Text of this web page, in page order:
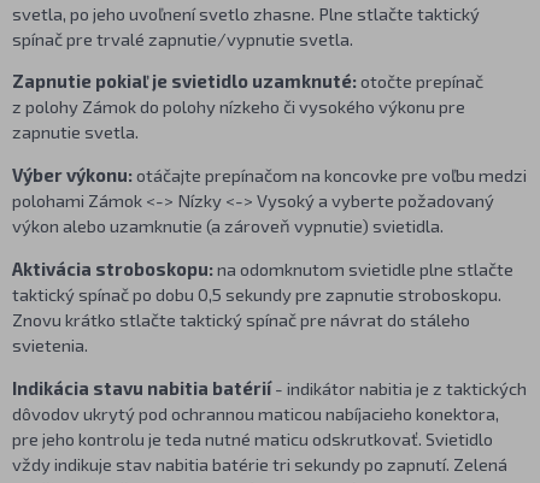
svetla, po jeho uvoľnení svetlo zhasne. Plne stlačte taktický
spínač pre trvalé zapnutie/vypnutie svetla.
Zapnutie pokiaľ je svietidlo uzamknuté:otočte prepínač
z polohy Zámok do polohy nízkeho či vysokého výkonu pre
zapnutie svetla.
Výber výkonu:otáčajte prepínačom na koncovke pre voľbu medzi
polohami Zámok <-> Nízky <-> Vysoký a vyberte požadovaný
výkon alebo uzamknutie (a zároveň vypnutie) svietidla.
Aktivácia stroboskopu:na odomknutom svietidle plne stlačte
taktický spínač po dobu 0,5 sekundy pre zapnutie stroboskopu.
Znovu krátko stlačte taktický spínač pre návrat do stáleho
svietenia.
Indikácia stavu nabitia batérií- indikátor nabitia je z taktických
dôvodov ukrytý pod ochrannou maticou nabíjacieho konektora,
pre jeho kontrolu je teda nutné maticu odskrutkovať. Svietidlo
vždy indikuje stav nabitia batérie tri sekundy po zapnutí. Zelená